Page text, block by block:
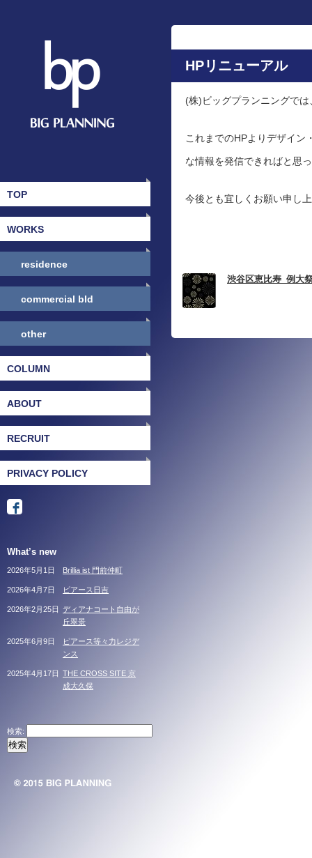
TOP
WORKS
residence
commercial bld
other
COLUMN
ABOUT
RECRUIT
PRIVACY POLICY
What’s new
Brillia ist 門前仲町
2026年5月1日
ピアース日吉
2026年4月7日
ディアナコート自由が
丘翠景
2026年2月25日
ピアース等々力レジデ
ンス
2025年6月9日
THE CROSS SITE 京
成大久保
2025年4月17日
検索:
HPリニューアル
(株)ビッグプランニングで
これまでのHPよりデザイン
な情報を発信できればと思
今後とも宜しくお願い申し
渋谷区恵比寿_例大